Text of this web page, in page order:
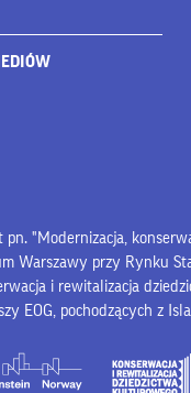
pn. "Modernizacja,
Warszawy przy Rynku
i rewitalizacja
EOG, pochodzących z